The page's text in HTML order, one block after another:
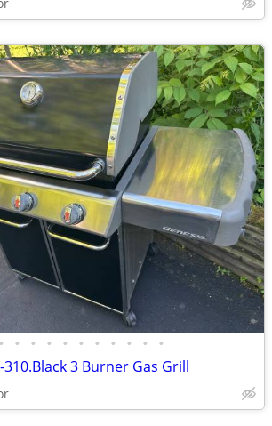
• • • • • • • • • • •
3 Burner Gas Grill